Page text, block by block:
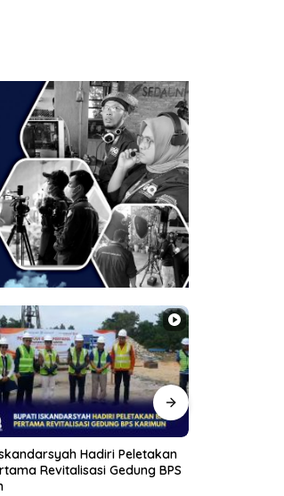
Baja Amankan Dua
Narkoba dan Sita 74
Vape Mengandung